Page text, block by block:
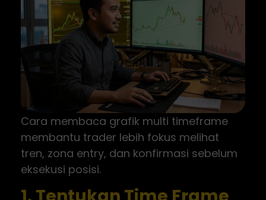
Cara membaca grafik multi timeframe
membantu trader lebih fokus melihat
tren, zona entry, dan konfirmasi sebelum
eksekusi posisi.